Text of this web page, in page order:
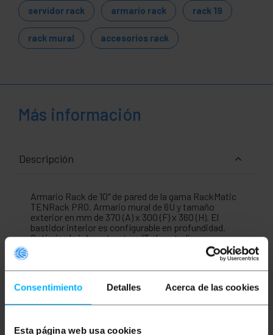
Consentimiento Detalles Acerca de las cookies
Esta página web usa cookies
servidor rack armario rack rack 19
rack mural accesorios rack
Más información
Descripción
Armario Rack de 10" de pared de la gama RackMatic
TENRack PRO. Armario mural de 6U y tamaño
exterior en mm de 370 (A) x 300 (F) x 360 (H). El
bastidor interior es configurable en profundidad.
Optimiza la infraestructura IT al centralizar
dispositivos como switches, routers, regletas o
cualquier otro sistema de comunicación en un
núcleo operativo seguro. Su diseño está pensado
optimizando el espacio y organizando el cableado,